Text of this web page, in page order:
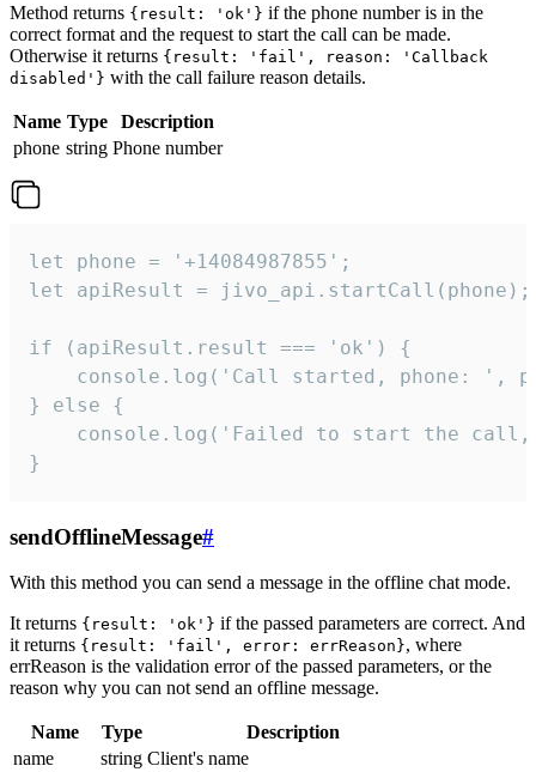
Method returns {result: 'ok'} if the phone number is in the
correct format and the request to start the call can be made.
Otherwise it returns {result: 'fail', reason: 'Callback
disabled'} with the call failure reason details.
Name Type
Description
phone string Phone number
let phone = '+14084987855';
let apiResult = jivo_api.startCall(phone);
if (apiResult.result === 'ok') {
console.log('Call started, phone: ',
} else {
console.log('Failed to start the
}
sendOfflineMessage#
With this method you can send a message in the offline chat mode.
It returns {result: 'ok'} if the passed parameters are correct. And
it returns {result: 'fail', error: errReason}, where
errReason is the validation error of the passed parameters, or the
reason why you can not send an offline message.
Name Type
Description
name
string Client's name